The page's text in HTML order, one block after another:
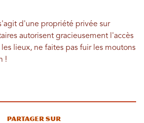
d'une propriété privée sur
autorisent gracieusement l'accès
lieux, ne faites pas fuir les moutons
!
Partager sur